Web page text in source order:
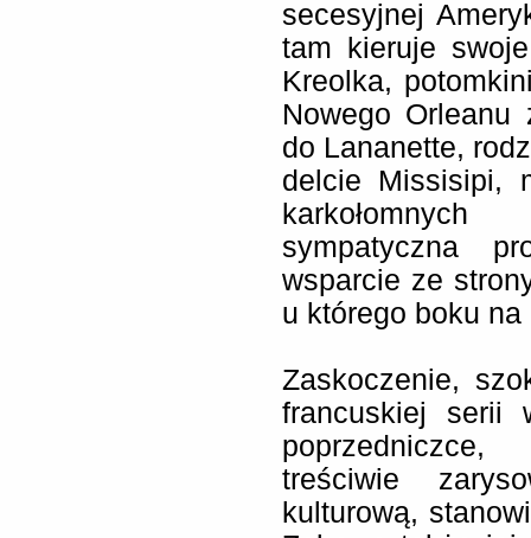
secesyjnej
tam kieruje
Kreolka,
Nowego Orleanu
do Lananette,
delcie Missisipi,
sympatyczna
wsparcie ze
u którego boku
Zaskoczenie,
francuskiej serii
treściwie
kulturową,